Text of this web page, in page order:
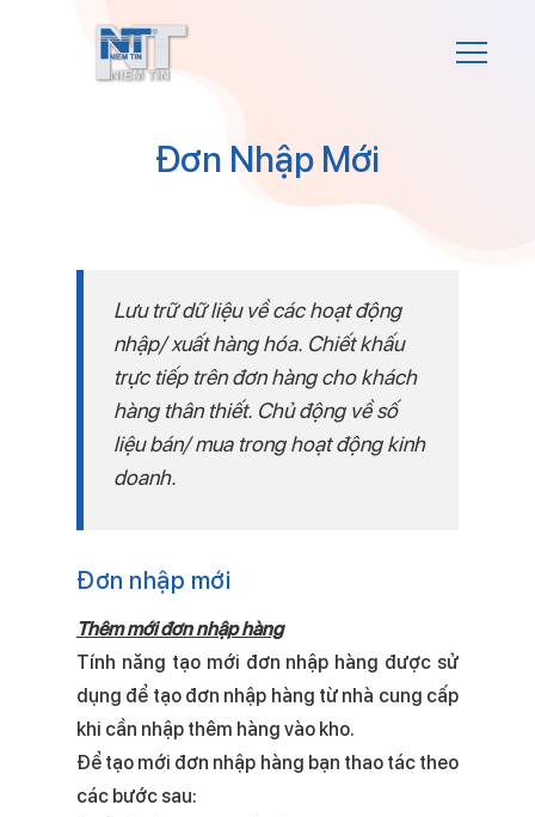
Đơn Nhập Mới
Lưu trữ dữ liệu về các hoạt động
nhập/ xuất hàng hóa. Chiết khấu
trực tiếp trên đơn hàng cho khách
hàng thân thiết. Chủ động về số
liệu bán/ mua trong hoạt động kinh
doanh.
Đơn nhập mới
Thêm mới đơn nhập hàng
Tính năng tạo mới đơn nhập hàng được sử
dụng để tạo đơn nhập hàng từ nhà cung cấp
khi cần nhập thêm hàng vào kho.
Để tạo mới đơn nhập hàng bạn thao tác theo
các bước sau: